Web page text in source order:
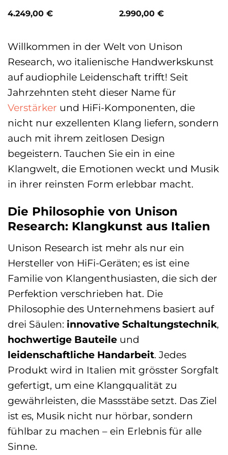
4.249,00 €
2.990,00 €
Willkommen in der Welt von Unison
Research, wo italienische Handwerkskunst
auf audiophile Leidenschaft trifft! Seit
Jahrzehnten steht dieser Name für
Verstärker und HiFi-Komponenten, die
nicht nur exzellenten Klang liefern, sondern
auch mit ihrem zeitlosen Design
begeistern. Tauchen Sie ein in eine
Klangwelt, die Emotionen weckt und Musik
in ihrer reinsten Form erlebbar macht.
Die Philosophie von Unison
Research: Klangkunst aus Italien
Unison Research ist mehr als nur ein
Hersteller von HiFi-Geräten; es ist eine
Familie von Klangenthusiasten, die sich der
Perfektion verschrieben hat. Die
Philosophie des Unternehmens basiert auf
drei Säulen: innovative Schaltungstechnik,
hochwertige Bauteile und
leidenschaftliche Handarbeit. Jedes
Produkt wird in Italien mit grösster Sorgfalt
gefertigt, um eine Klangqualität zu
gewährleisten, die Massstäbe setzt. Das Ziel
ist es, Musik nicht nur hörbar, sondern
fühlbar zu machen – ein Erlebnis für alle
Sinne.